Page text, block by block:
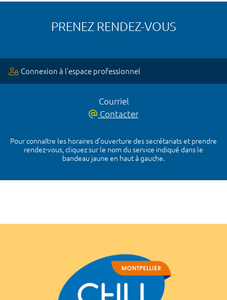
PRENEZ RENDEZ-VOUS
Connexion à l’espace professionnel
Courriel
Contacter
Pour connaître les horaires d’ouverture des secrétariats et prendre
rendez-vous, cliquez sur le nom du service indiqué dans le
bandeau jaune en haut à gauche.